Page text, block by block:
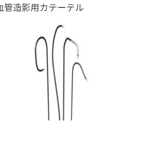
管造影用カテーテル